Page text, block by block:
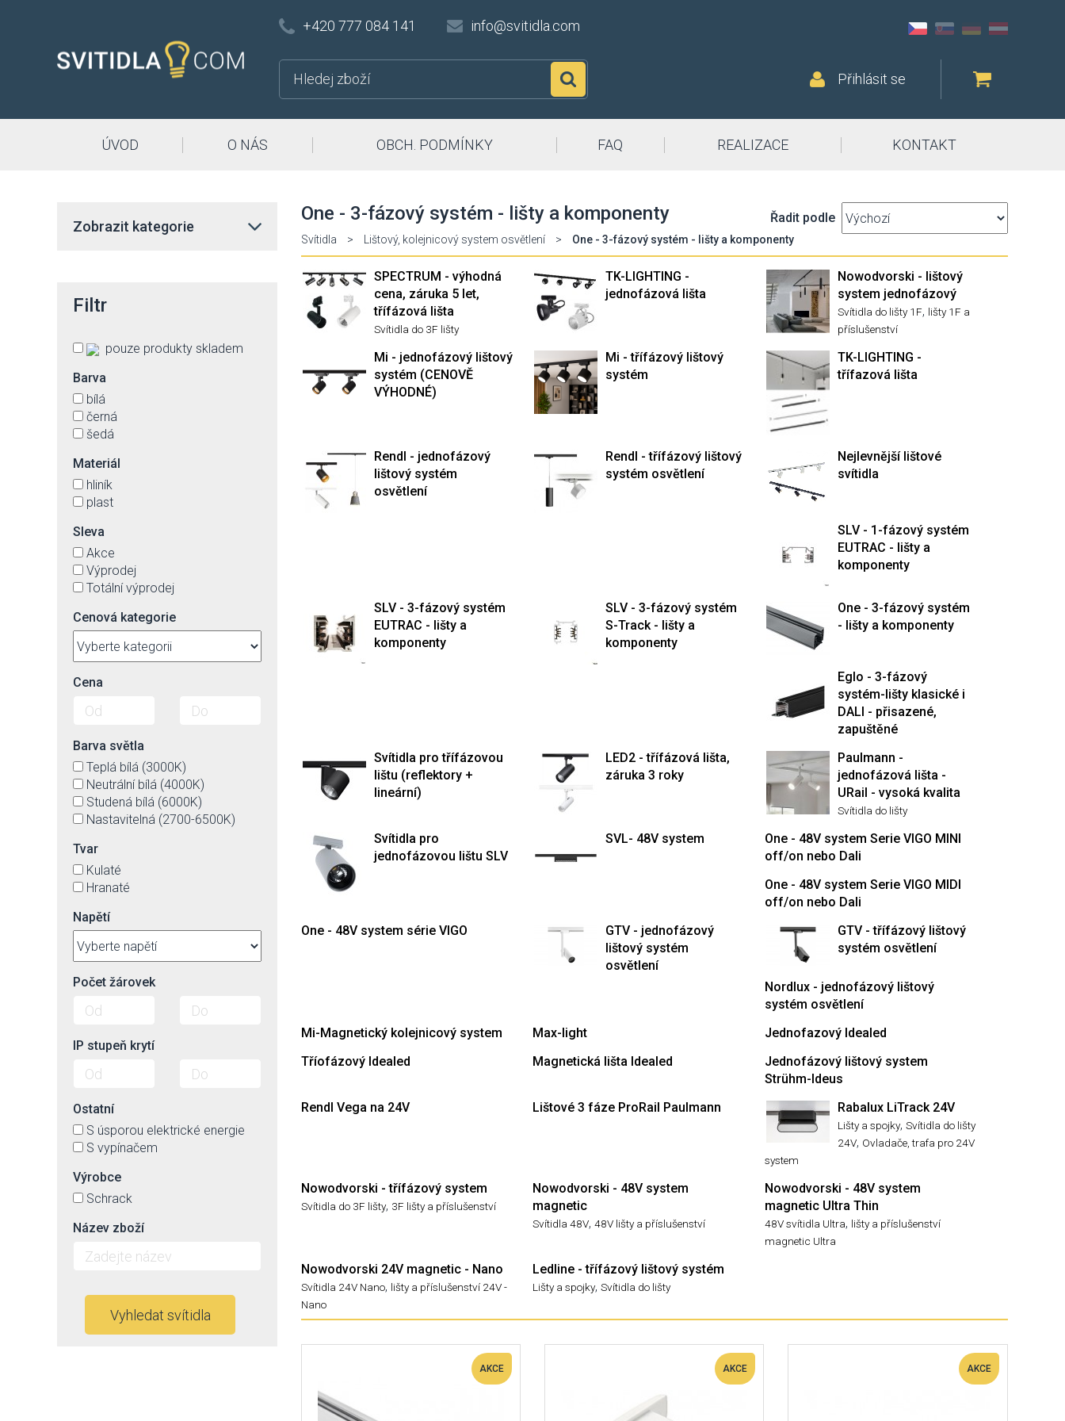
+420 777 084 141 info@svitidla.com
Přihlásit se
ÚVOD O NÁS OBCH. PODMÍNKY FAQ REALIZACE KONTAKT
One - 3-fázový systém - lišty a komponenty
Svítidla > Lištový, kolejnicový system osvětlení > One - 3-fázový systém - lišty a komponenty
Řadit podle
SPECTRUM - výhodná
cena, záruka 5 let,
třífázová lišta
Svítidla do 3F lišty
TK-LIGHTING -
jednofázová lišta
Nowodvorski - lištový
system jednofázový
Svítidla do lišty 1F, lišty 1F a
příslušenství
Mi - jednofázový lištový
systém (CENOVĚ
VÝHODNÉ)
Mi - třífázový lištový
systém
TK-LIGHTING -
třífazová lišta
Rendl - jednofázový
lištový systém
osvětlení
Rendl - třífázový lištový
systém osvětlení
Nejlevnější lištové
svítidla
SLV - 1-fázový systém
EUTRAC - lišty a
komponenty
SLV - 3-fázový systém
EUTRAC - lišty a
komponenty
SLV - 3-fázový systém
S-Track - lišty a
komponenty
One - 3-fázový systém
- lišty a komponenty
Eglo - 3-fázový
systém-lišty klasické i
DALI - přisazené,
zapuštěné
Svítidla pro třífázovou
lištu (reflektory +
lineární)
LED2 - třífázová lišta,
záruka 3 roky
Paulmann -
jednofázová lišta -
URail - vysoká kvalita
Svítidla do lišty
Svítidla pro
jednofázovou lištu SLV
SVL- 48V system
One - 48V system Serie VIGO MINI
off/on nebo Dali
One - 48V system Serie VIGO MIDI
off/on nebo Dali
One - 48V system série VIGO
GTV - jednofázový
lištový systém
osvětlení
GTV - třífázový lištový
systém osvětlení
Nordlux - jednofázový lištový
systém osvětlení
Mi-Magnetický kolejnicový system
Max-light
Jednofazový Idealed
Tříofázový Idealed
Magnetická lišta Idealed
Jednofázový lištový system
Strühm-Ideus
Rendl Vega na 24V
Lištové 3 fáze ProRail Paulmann Rabalux LiTrack 24V
Lišty a spojky, Svítidla do lišty
24V, Ovladače, trafa pro 24V
system
Nowodvorski - třífázový system
Svítidla do 3F lišty, 3F lišty a příslušenství
Nowodvorski - 48V system
magnetic
Svítidla 48V,48V lišty a příslušenství
Nowodvorski - 48V system
magnetic Ultra Thin
48V svítidla Ultra, lišty a příslušenství
magnetic Ultra
Nowodvorski 24V magnetic - Nano
Svítidla 24V Nano, lišty a příslušenství 24V -
Nano
Ledline - třífázový lištový systém
Lišty a spojky,Svítidla do lišty
AKCE AKCE AKCE
Zobrazit kategorie
Filtr
pouze produkty skladem
Barva
bílá
černá
šedá
Materiál
hliník
plast
Sleva
Akce
Výprodej
Totální výprodej
Cenová kategorie
Cena
Barva světla
Teplá bílá (3000K)
Neutrální bílá (4000K)
Studená bílá (6000K)
Nastavitelná (2700-6500K)
Tvar
Kulaté
Hranaté
Napětí
Počet žárovek
IP stupeň krytí
Ostatní
S úsporou elektrické energie
S vypínačem
Výrobce
Schrack
Název zboží
Vyhledat svítidla